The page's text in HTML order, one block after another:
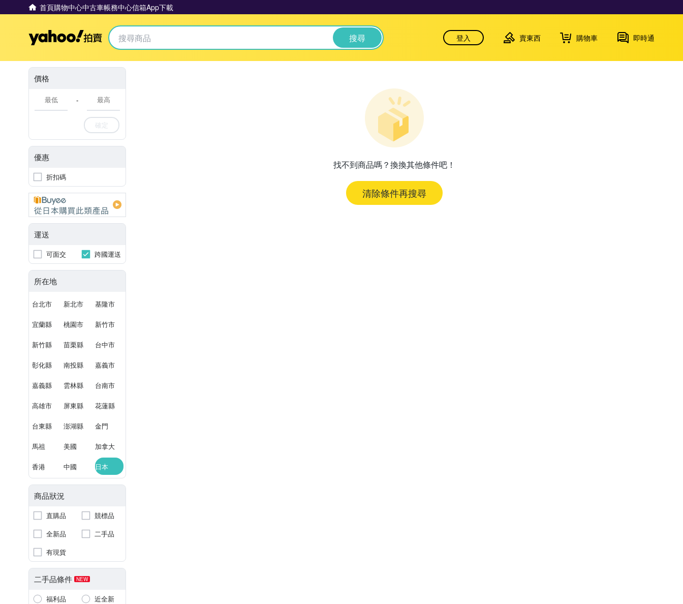
首頁購物中心中古車帳務中心信箱App下載
Yahoo拍賣 搜尋 登入 賣東西 購物車 即時通
價格
-
確定
優惠
折扣碼
運送
可面交 跨國運送
所在地
台北市 新北市 基隆市
宜蘭縣 桃園市 新竹市
新竹縣 苗栗縣 台中市
彰化縣 南投縣 嘉義市
嘉義縣 雲林縣 台南市
高雄市 屏東縣 花蓮縣
台東縣 澎湖縣 金門
馬祖 美國 加拿大
香港 中國 日本
商品狀況
直購品
競標品
全新品
二手品
有現貨
二手品條件 NEW
福利品
近全新
找不到商品嗎？換換其他條件吧！
清除條件再搜尋